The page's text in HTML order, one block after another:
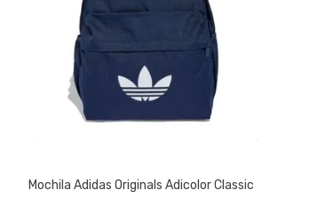
Mochila Adidas Originals Adicolor Classic